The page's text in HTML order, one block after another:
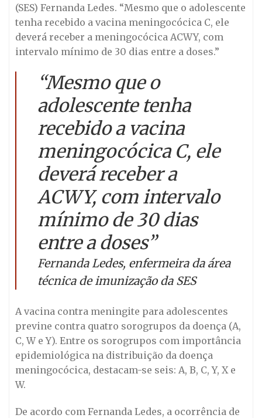
(SES) Fernanda Ledes. “Mesmo que o adolescente
tenha recebido a vacina meningocócica C, ele
deverá receber a meningocócica ACWY, com
intervalo mínimo de 30 dias entre a doses.”
“Mesmo que o
adolescente tenha
recebido a vacina
meningocócica C, ele
deverá receber a
ACWY, com intervalo
mínimo de 30 dias
entre a doses”
Fernanda Ledes, enfermeira da área
técnica de imunização da SES
A vacina contra meningite para adolescentes
previne contra quatro sorogrupos da doença (A,
C, W e Y). Entre os sorogrupos com importância
epidemiológica na distribuição da doença
meningocócica, destacam-se seis: A, B, C, Y, X e
W.
De acordo com Fernanda Ledes, a ocorrência de